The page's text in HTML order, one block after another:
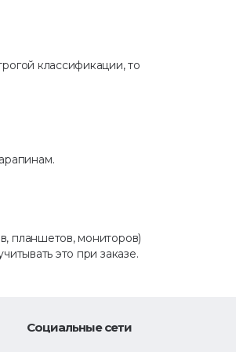
классификации, то
планшетов, мониторов)
это при заказе.
Социальные сети